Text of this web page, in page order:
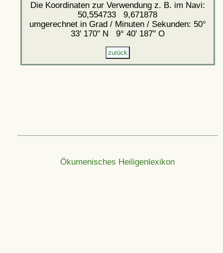
Die Koordinaten zur Verwendung z. B. im Navi:
50,554733 9,671878
umgerechnet in Grad / Minuten / Sekunden: 50°
33' 170'' N 9° 40' 187'' O
Ökumenisches Heiligenlexikon